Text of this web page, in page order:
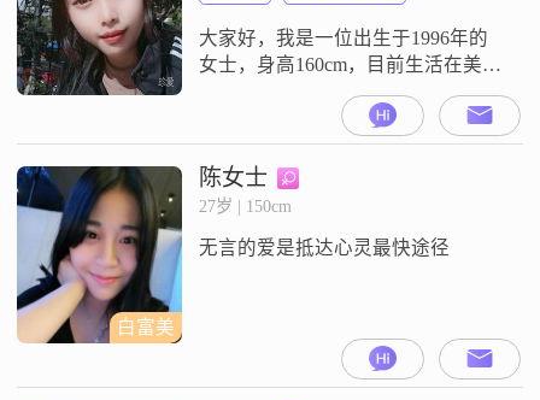
大家好，我是一位出生于1996年的
女士，身高160cm，目前生活在美丽
的临沧##3002##我的月收入在3001
到5000元之间，虽然不是很高，但
足够维持我简单而快乐的生活
##3002##我学历是高中及以下，但
我相信生活不仅仅是书本上的知
悟##3002##我性格开朗，总是爱
白富美
陈女士
27岁 | 150cm
无言的爱是抵达心灵最快途径